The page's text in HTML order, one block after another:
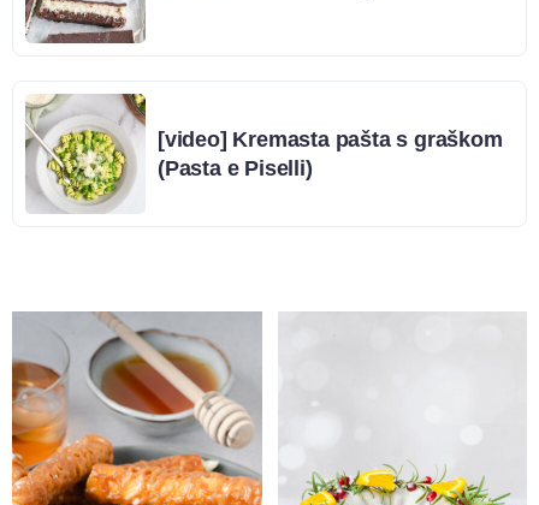
[video] Kremasta pašta s graškom
(Pasta e Piselli)